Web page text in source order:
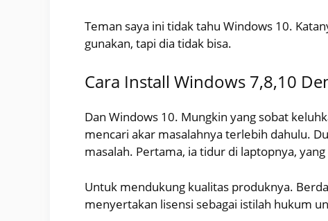
Teman saya ini tidak tahu Windows 10.
gunakan, tapi dia tidak bisa.
Cara Install Windows 7,8,10
Dan Windows 10. Mungkin yang sobat
mencari akar masalahnya terlebih dahulu.
masalah. Pertama, ia tidur di laptopnya,
Untuk mendukung kualitas produknya.
menyertakan lisensi sebagai istilah hukum